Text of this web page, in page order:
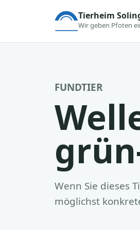
Tierheim
Wir geben Pfoten
FUNDTIER
Wenn Sie dieses
möglichst